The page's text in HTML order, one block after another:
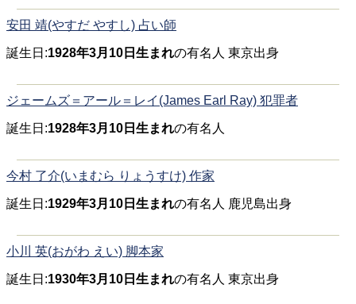
安田 靖(やすだ やすし) 占い師
誕生日:1928年3月10日生まれの有名人 東京出身
ジェームズ＝アール＝レイ(James Earl Ray) 犯罪者
誕生日:1928年3月10日生まれの有名人
今村 了介(いまむら りょうすけ) 作家
誕生日:1929年3月10日生まれの有名人 鹿児島出身
小川 英(おがわ えい) 脚本家
誕生日:1930年3月10日生まれの有名人 東京出身